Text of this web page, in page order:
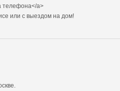
телефона</a>
или с выездом на дом!